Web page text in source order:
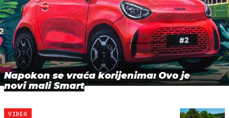
Napokon se vraća korijenima: Ovo je
novi mali Smart
VIDEO